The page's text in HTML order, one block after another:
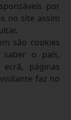
por
no site assim
são cookies
saber o país,
páginas
faz no